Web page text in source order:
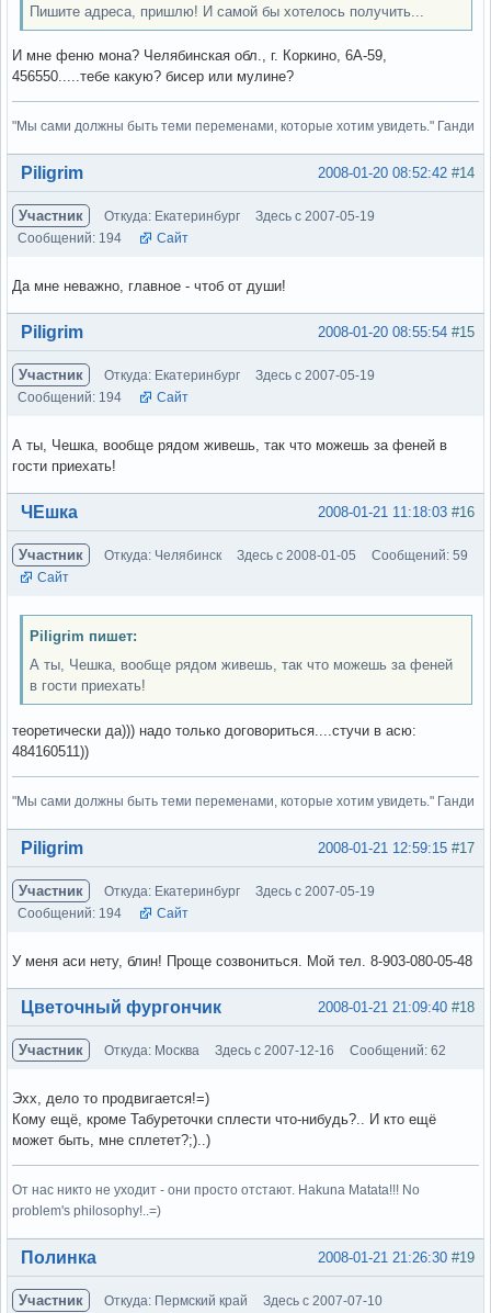
Пишите адреса, пришлю! И самой бы хотелось получить...
И мне феню мона? Челябинская обл., г. Коркино, 6А-59,
456550.....тебе какую? бисер или мулине?
"Мы сами должны быть теми переменами, которые хотим увидеть." Ганди
Вне форума #14
2008-01-20 08:52:42
Piligrim
Участник Откуда: Екатеринбург
Здесь с 2007-05-19
Сообщений: 194
Сайт
Да мне неважно, главное - чтоб от души!
Вне форума #15
2008-01-20 08:55:54
Piligrim
Участник Откуда: Екатеринбург
Здесь с 2007-05-19
Сообщений: 194
Сайт
А ты, Чешка, вообще рядом живешь, так что можешь за феней в
гости приехать!
Вне форума #16
2008-01-21 11:18:03
ЧЕшка
Участник Откуда: Челябинск Здесь с 2008-01-05
Сообщений: 59
Сайт
Piligrim пишет:
А ты, Чешка, вообще рядом живешь, так что можешь за феней
в гости приехать!
теоретически да))) надо только договориться....стучи в асю:
484160511))
"Мы сами должны быть теми переменами, которые хотим увидеть." Ганди
Вне форума #17
2008-01-21 12:59:15
Piligrim
Участник Откуда: Екатеринбург
Здесь с 2007-05-19
Сообщений: 194
Сайт
У меня аси нету, блин! Проще созвониться. Мой тел. 8-903-080-05-48
Вне форума #18
2008-01-21 21:09:40
Цветочный фургончик
Участник Откуда: Москва Здесь с 2007-12-16 Сообщений: 62
Эхх, дело то продвигается!=)
Кому ещё, кроме Табуреточки сплести что-нибудь?.. И кто ещё
может быть, мне сплетет?;)..)
От нас никто не уходит - они просто отстают. Hakuna Matata!!! No
problem's philosophy!..=)
Вне форума #19
2008-01-21 21:26:30
Полинка
Участник Откуда: Пермский край
Здесь с 2007-07-10